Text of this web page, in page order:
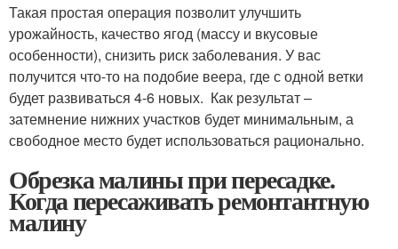
Такая простая операция позволит улучшить
урожайность, качество ягод (массу и вкусовые
особенности), снизить риск заболевания. У вас
получится что-то на подобие веера, где с одной ветки
будет развиваться 4-6 новых. Как результат –
затемнение нижних участков будет минимальным, а
свободное место будет использоваться рационально.
Обрезка малины при пересадке.
Когда пересаживать ремонтантную
малину